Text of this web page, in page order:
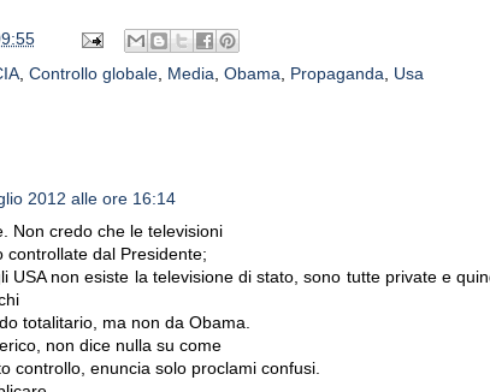
, Controllo globale, Media Obama Propaganda Usa
2012 alle ore 16:14
Non credo che le televisioni
controllate dal Presidente;
USA non esiste la televisione di stato, sono tutte private e
totalitario, ma non da Obama.
non dice nulla su come
controllo, enuncia solo proclami confusi.